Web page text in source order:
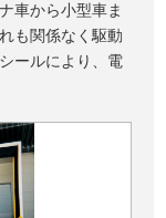
車から小型車ま
も関係なく駆動
ールにより、電